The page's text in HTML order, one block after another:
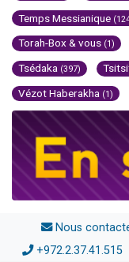
Temps Messianique
Torah-Box & vous (1)
Tsédaka (397)
Vézot Haberakha (1)
Nous
+972.2.37.41.515